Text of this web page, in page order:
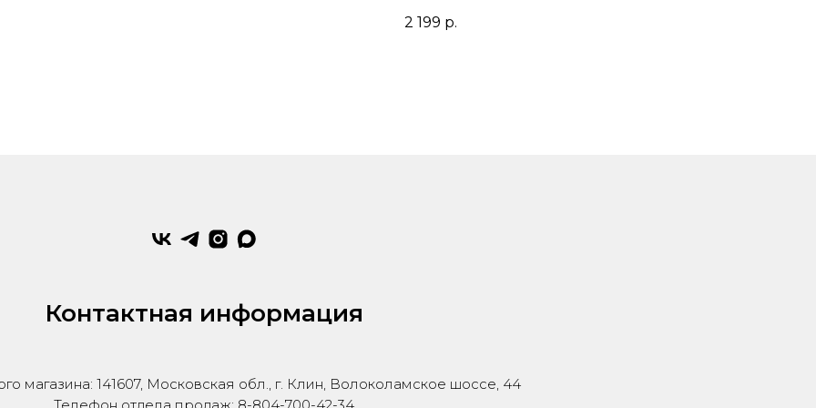
2 199 р.
Контактная информация
магазина: 141607, Московская обл., г. Клин, Волоколамское шоссе, 44